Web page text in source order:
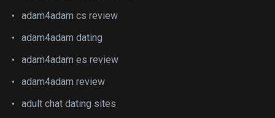
adam4adam cs review
adam4adam dating
adam4adam es review
adam4adam review
adult chat dating sites